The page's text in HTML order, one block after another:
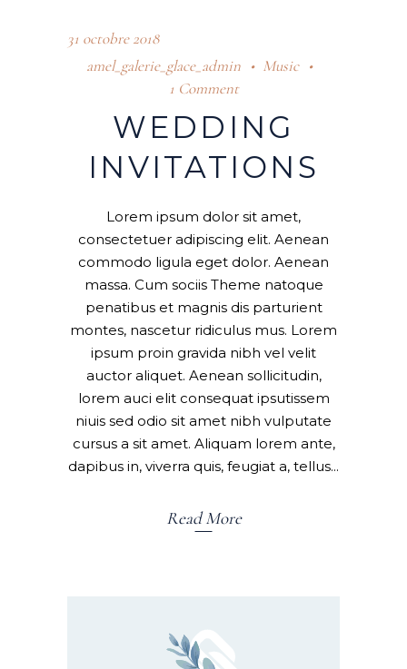
31 octobre 2018
amel_galerie_glace_admin
Music
1 Comment
WEDDING
INVITATIONS
Lorem ipsum dolor sit amet,
consectetuer adipiscing elit. Aenean
commodo ligula eget dolor. Aenean
massa. Cum sociis Theme natoque
penatibus et magnis dis parturient
montes, nascetur ridiculus mus. Lorem
ipsum proin gravida nibh vel velit
auctor aliquet. Aenean sollicitudin,
lorem auci elit consequat ipsutissem
niuis sed odio sit amet nibh vulputate
cursus a sit amet. Aliquam lorem ante,
dapibus in, viverra quis, feugiat a, tellus
Read More